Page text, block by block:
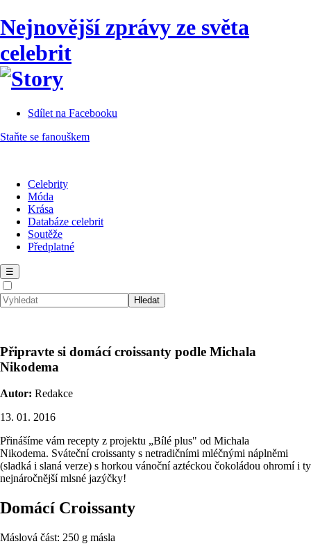
Nejnovější zprávy ze světa
celebrit
Sdílet na Facebooku
Staňte se fanouškem
Celebrity
Móda
Krása
Databáze celebrit
Soutěže
Předplatné
☰
Připravte si domácí croissanty podle Michala
Nikodema
Autor: Redakce
13. 01. 2016
Přinášíme vám recepty z projektu „Bílé plus" od Michala
Nikodema. Sváteční croissanty s netradičními mléčnými náplněmi
(sladká i slaná verze) s horkou vánoční aztéckou čokoládou ohromí i ty
nejnáročnější mlsné jazýčky!
Domácí Croissanty
Máslová část: 250 g másla